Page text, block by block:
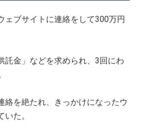
ェブサイトに連絡をして300万円
託金」などを求められ、3回にわ
絡を絶たれ、きっかけになったウ
た。